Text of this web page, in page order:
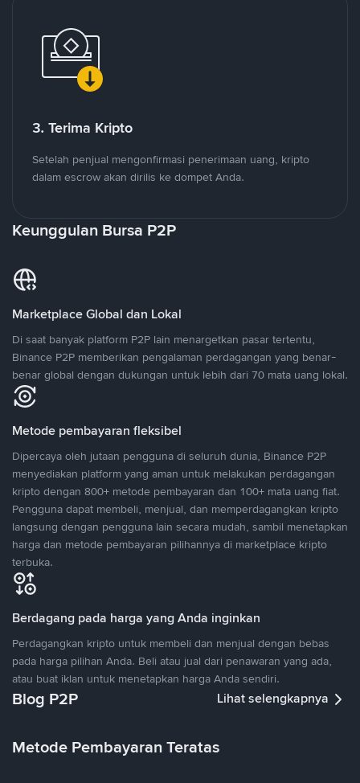
3. Terima Kripto
Setelah penjual mengonfirmasi penerimaan uang, kripto
dalam escrow akan dirilis ke dompet Anda.
Keunggulan Bursa P2P
Marketplace Global dan Lokal
Di saat banyak platform P2P lain menargetkan pasar tertentu,
Binance P2P memberikan pengalaman perdagangan yang benar-
benar global dengan dukungan untuk lebih dari 70 mata uang lokal.
Metode pembayaran fleksibel
Dipercaya oleh jutaan pengguna di seluruh dunia, Binance P2P
menyediakan platform yang aman untuk melakukan perdagangan
kripto dengan 800+ metode pembayaran dan 100+ mata uang fiat.
Pengguna dapat membeli, menjual, dan memperdagangkan kripto
langsung dengan pengguna lain secara mudah, sambil menetapkan
harga dan metode pembayaran pilihannya di marketplace kripto
terbuka.
Berdagang pada harga yang Anda inginkan
Perdagangkan kripto untuk membeli dan menjual dengan bebas
pada harga pilihan Anda. Beli atau jual dari penawaran yang ada,
atau buat iklan untuk menetapkan harga Anda sendiri.
Blog P2P Lihat selengkapnya
Metode Pembayaran Teratas